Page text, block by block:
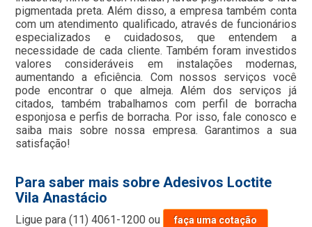
pigmentada preta. Além disso, a empresa também conta
com um atendimento qualificado, através de funcionários
especializados e cuidadosos, que entendem a
necessidade de cada cliente. Também foram investidos
valores consideráveis em instalações modernas,
aumentando a eficiência. Com nossos serviços você
pode encontrar o que almeja. Além dos serviços já
citados, também trabalhamos com perfil de borracha
esponjosa e perfis de borracha. Por isso, fale conosco e
saiba mais sobre nossa empresa. Garantimos a sua
satisfação!
Para saber mais sobre Adesivos Loctite
Vila Anastácio
Ligue para(11) 4061-1200 ou faça uma cotação